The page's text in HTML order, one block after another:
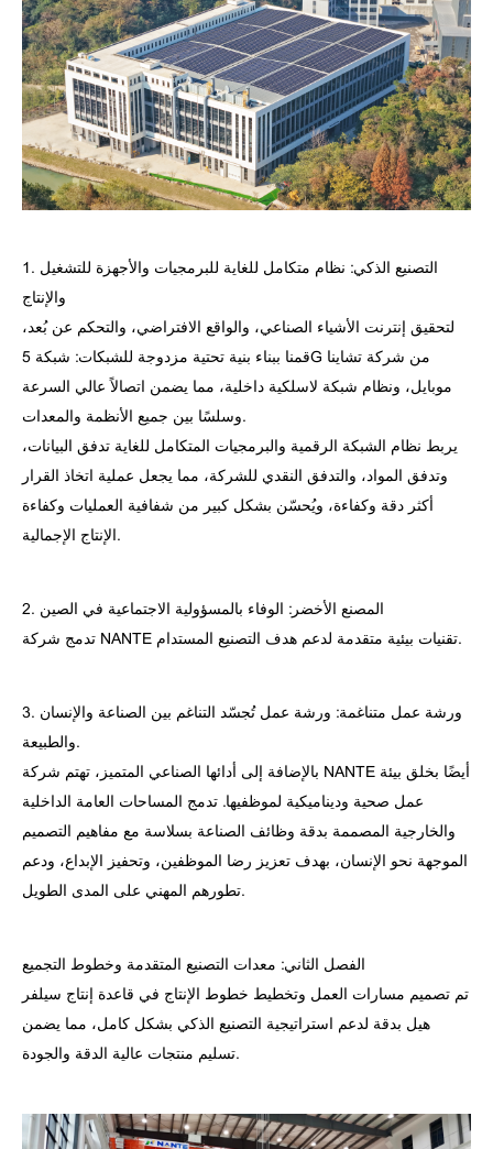
1. التصنيع الذكي: نظام متكامل للغاية للبرمجيات والأجهزة للتشغيل
والإنتاج
لتحقيق إنترنت الأشياء الصناعي، والواقع الافتراضي، والتحكم عن بُعد،
قمنا ببناء بنية تحتية مزدوجة للشبكات: شبكة 5G من شركة تشاينا
موبايل، ونظام شبكة لاسلكية داخلية، مما يضمن اتصالاً عالي السرعة
وسلسًا بين جميع الأنظمة والمعدات.
يربط نظام الشبكة الرقمية والبرمجيات المتكامل للغاية تدفق البيانات،
وتدفق المواد، والتدفق النقدي للشركة، مما يجعل عملية اتخاذ القرار
أكثر دقة وكفاءة، ويُحسّن بشكل كبير من شفافية العمليات وكفاءة
الإنتاج الإجمالية.
2. المصنع الأخضر: الوفاء بالمسؤولية الاجتماعية في الصين
تدمج شركة NANTE تقنيات بيئية متقدمة لدعم هدف التصنيع المستدام.
3. ورشة عمل متناغمة: ورشة عمل تُجسّد التناغم بين الصناعة والإنسان
والطبيعة.
بالإضافة إلى أدائها الصناعي المتميز، تهتم شركة NANTE أيضًا بخلق بيئة
عمل صحية وديناميكية لموظفيها. تدمج المساحات العامة الداخلية
والخارجية المصممة بدقة وظائف الصناعة بسلاسة مع مفاهيم التصميم
الموجهة نحو الإنسان، بهدف تعزيز رضا الموظفين، وتحفيز الإبداع، ودعم
تطورهم المهني على المدى الطويل.
الفصل الثاني: معدات التصنيع المتقدمة وخطوط التجميع
تم تصميم مسارات العمل وتخطيط خطوط الإنتاج في قاعدة إنتاج سيلفر
هيل بدقة لدعم استراتيجية التصنيع الذكي بشكل كامل، مما يضمن
تسليم منتجات عالية الدقة والجودة.